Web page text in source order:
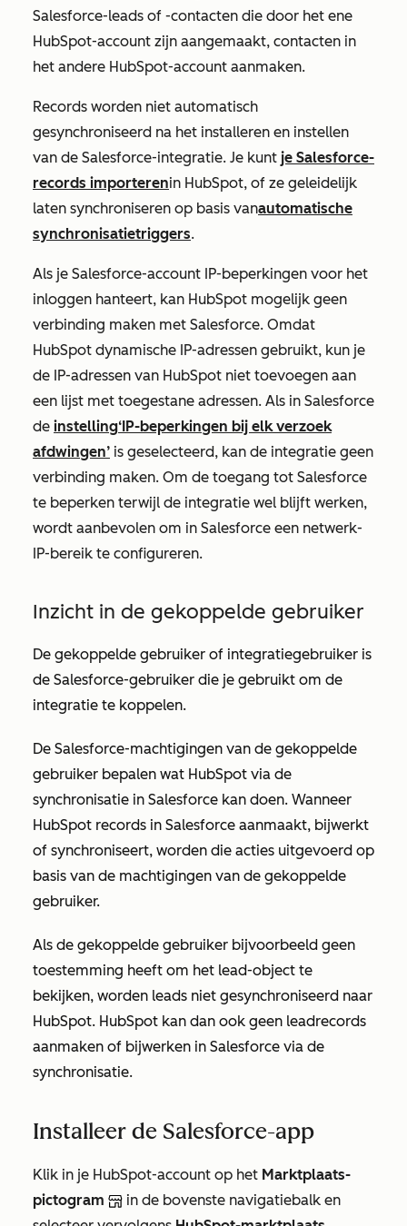
Salesforce-leads of -contacten die door het ene
HubSpot-account zijn aangemaakt, contacten in
het andere HubSpot-account aanmaken.
Records worden niet automatisch
gesynchroniseerd na het installeren en instellen
van de Salesforce-integratie. Je kunt je Salesforce-
records importerenin HubSpot, of ze geleidelijk
laten synchroniseren op basis vanautomatische
synchronisatietriggers.
Als je Salesforce-account IP-beperkingen voor het
inloggen hanteert, kan HubSpot mogelijk geen
verbinding maken met Salesforce. Omdat
HubSpot dynamische IP-adressen gebruikt, kun je
de IP-adressen van HubSpot niet toevoegen aan
een lijst met toegestane adressen. Als in Salesforce
de instelling‘IP-beperkingen bij elk verzoek
afdwingen’ is geselecteerd, kan de integratie geen
verbinding maken. Om de toegang tot Salesforce
te beperken terwijl de integratie wel blijft werken,
wordt aanbevolen om in Salesforce een netwerk-
IP-bereik te configureren.
Inzicht in de gekoppelde gebruiker
De gekoppelde gebruiker of integratiegebruiker is
de Salesforce-gebruiker die je gebruikt om de
integratie te koppelen.
De Salesforce-machtigingen van de gekoppelde
gebruiker bepalen wat HubSpot via de
synchronisatie in Salesforce kan doen. Wanneer
HubSpot records in Salesforce aanmaakt, bijwerkt
of synchroniseert, worden die acties uitgevoerd op
basis van de machtigingen van de gekoppelde
gebruiker.
Als de gekoppelde gebruiker bijvoorbeeld geen
toestemming heeft om het lead-object te
bekijken, worden leads niet gesynchroniseerd naar
HubSpot. HubSpot kan dan ook geen leadrecords
aanmaken of bijwerken in Salesforce via de
synchronisatie.
Installeer de Salesforce-app
Klik in je HubSpot-account op het Marktplaats-
pictogram
in de bovenste navigatiebalk en